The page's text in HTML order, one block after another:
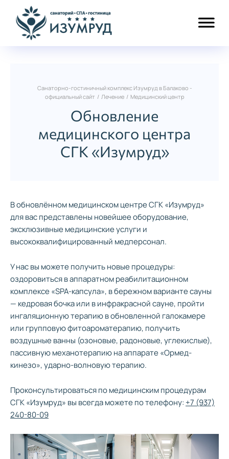
Санаторно-гостиничный комплекс Изумруд в Балаково -
официальный сайт / Лечение/ Медицинский центр
Обновление
медицинского центра
СГК «Изумруд»
В обновлённом медицинском центре СГК «Изумруд»
для вас представлены новейшее оборудование,
эксклюзивные медицинские услуги и
высококвалифицированный медперсонал.
У нас вы можете получить новые процедуры:
оздоровиться в аппаратном реабилитационном
комплексе «SPA-капсула», в бережном варианте сауны
— кедровая бочка или в инфракрасной сауне, пройти
ингаляционную терапию в обновленной галокамере
или групповую фитоароматерапию, получить
воздушные ванны (озоновые, радоновые, углекислые),
пассивную механотерапию на аппарате «Ормед-
кинезо», ударно-волновую терапию.
Проконсультироваться по медицинским процедурам
СГК «Изумруд» вы всегда можете по телефону: +7 (937)
240-80-09